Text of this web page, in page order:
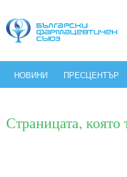
НОВИНИ ПРЕСЦЕНТЪР
Страницата, която